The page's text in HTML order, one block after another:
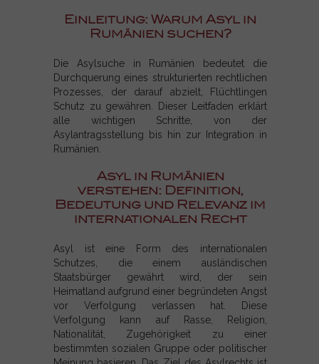
Einleitung: Warum Asyl in
Rumänien suchen?
Die Asylsuche in Rumänien bedeutet die
Durchquerung eines strukturierten rechtlichen
Prozesses, der darauf abzielt, Flüchtlingen
Schutz zu gewähren. Dieser Leitfaden erklärt
alle wichtigen Schritte, von der
Asylantragsstellung bis hin zur Integration in
Rumänien.
Asyl in Rumänien
verstehen: Definition,
Bedeutung und Relevanz im
internationalen Recht
Asyl ist eine Form des internationalen
Schutzes, die einem ausländischen
Staatsbürger gewährt wird, der sein
Heimatland aufgrund einer begründeten Angst
vor Verfolgung verlassen hat. Diese
Verfolgung kann auf Rasse, Religion,
Nationalität, Zugehörigkeit zu einer
bestimmten sozialen Gruppe oder politischer